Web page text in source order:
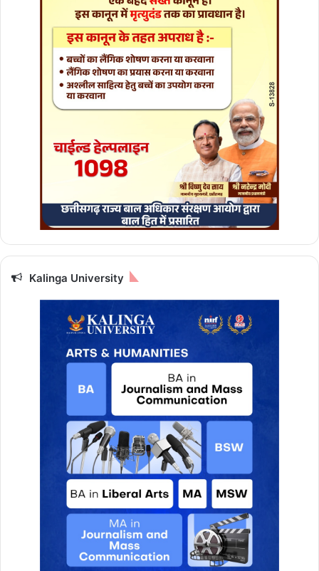
Kalinga University